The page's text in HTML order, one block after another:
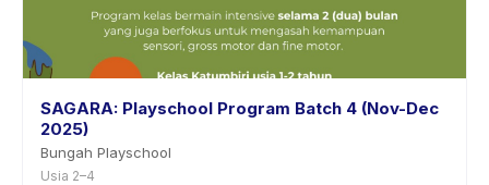
SAGARA: Playschool Program Batch 4 (Nov-Dec
2025)
Bungah Playschool
Usia 2–4